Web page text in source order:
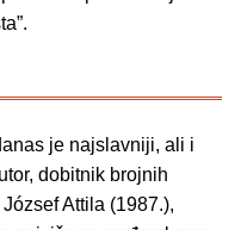
je najslavniji, ali i
dobitnik brojnih
Attila (1987.),